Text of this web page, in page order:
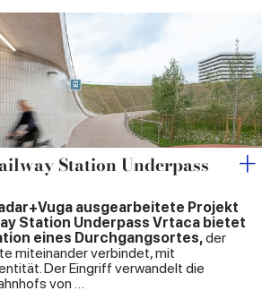
Station Underpass
ausgearbeitete Projekt
Station Underpass Vrtaca bietet
eines Durchgangsortes,der
miteinander verbindet, mit
Der Eingriff verwandelt die
von …